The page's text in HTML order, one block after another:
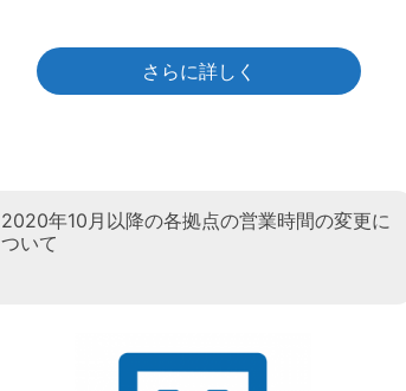
さらに詳しく
2020年10月以降の各拠点の営業時間の変更に
ついて